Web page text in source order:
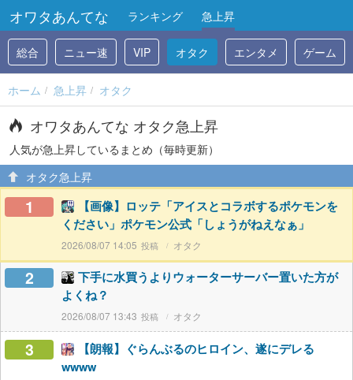
オワタあんてな ランキング 急上昇
総合 ニュー速 VIP オタク エンタメ ゲーム
ホーム 急上昇 オタク
オワタあんてな オタク急上昇
人気が急上昇しているまとめ（毎時更新）
オタク急上昇
1
【画像】ロッテ「アイスとコラボするポケモンを
ください」ポケモン公式「しょうがねえなぁ」
2026/08/07 14:05 オタク
2
下手に水買うよりウォーターサーバー置いた方が
よくね？
2026/08/07 13:43 オタク
3
【朗報】ぐらんぶるのヒロイン、遂にデレる
wwww